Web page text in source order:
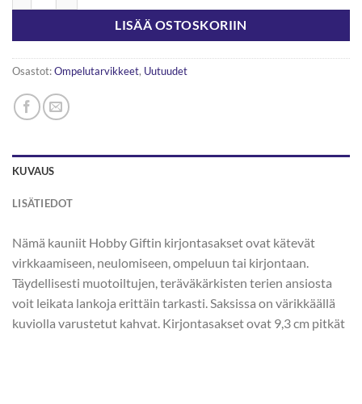
LISÄÄ OSTOSKORIIN
Osastot:Ompelutarvikkeet, Uutuudet
KUVAUS
LISÄTIEDOT
Nämä kauniit Hobby Giftin kirjontasakset ovat kätevät
virkkaamiseen, neulomiseen, ompeluun tai kirjontaan.
Täydellisesti muotoiltujen, teräväkärkisten terien ansiosta
voit leikata lankoja erittäin tarkasti. Saksissa on värikkäällä
kuviolla varustetut kahvat. Kirjontasakset ovat 9,3 cm pitkät